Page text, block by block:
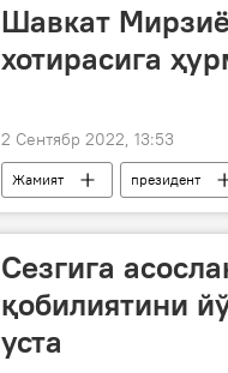
Шавкат
хотирасига
2 Сентябр 2022, 13:53
Жамият президент
Сезгига
қобилиятини
уста